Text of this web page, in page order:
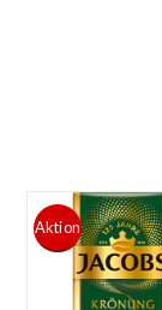
READ MORE
Aktion